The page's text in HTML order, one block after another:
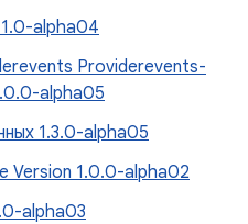
alpha04
Providerevents-
alpha05
1.3.0-alpha05
Version 1.0.0-alpha02
alpha03